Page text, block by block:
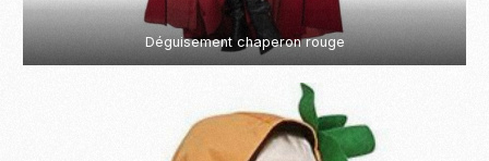
Déguisement chaperon rouge